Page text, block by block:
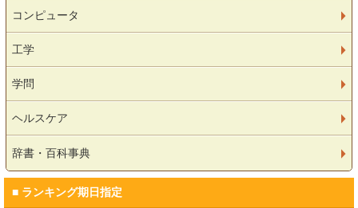
コンピュータ
工学
学問
ヘルスケア
辞書・百科事典
■ ランキング期日指定